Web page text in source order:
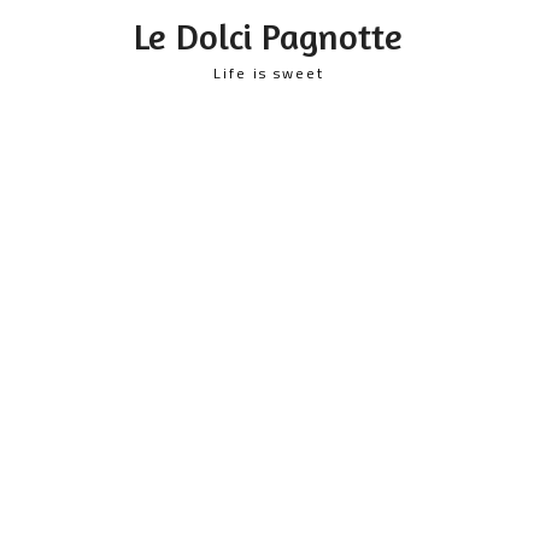
Le Dolci Pagnotte
Life is sweet